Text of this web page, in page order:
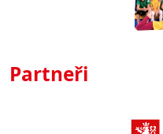
Partneři